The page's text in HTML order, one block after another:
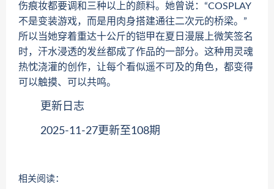
伤痕妆都要调和三种以上的颜料。她曾说：“COSPLAY
不是变装游戏，而是用肉身搭建通往二次元的桥梁。”
所以当她穿着重达十公斤的铠甲在夏日漫展上微笑签名
时，汗水浸透的发丝都成了作品的一部分。这种用灵魂
热忱浇灌的创作，让每个看似遥不可及的角色，都变得
可以触摸、可以共鸣。
更新日志
2025-11-27更新至108期
相关阅读：